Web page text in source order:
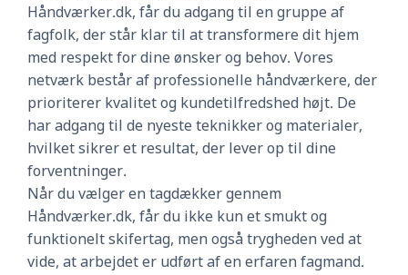
Håndværker.dk, får du adgang til en gruppe af
fagfolk, der står klar til at transformere dit hjem
med respekt for dine ønsker og behov. Vores
netværk består af professionelle håndværkere, der
prioriterer kvalitet og kundetilfredshed højt. De
har adgang til de nyeste teknikker og materialer,
hvilket sikrer et resultat, der lever op til dine
forventninger.
Når du vælger en tagdækker gennem
Håndværker.dk, får du ikke kun et smukt og
funktionelt skifertag, men også trygheden ved at
vide, at arbejdet er udført af en erfaren fagmand.